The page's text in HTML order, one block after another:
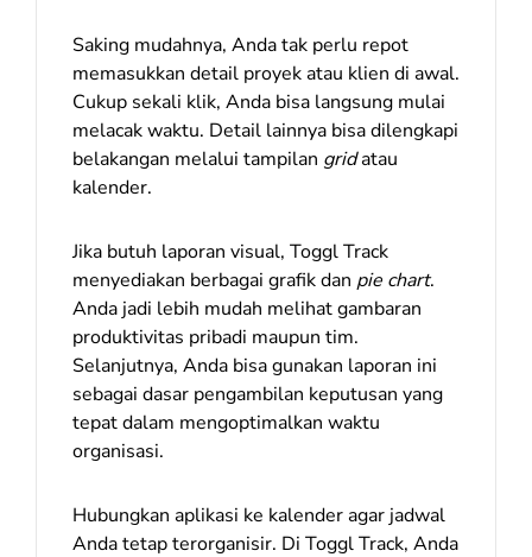
Saking mudahnya, Anda tak perlu repot
memasukkan detail proyek atau klien di awal.
Cukup sekali klik, Anda bisa langsung mulai
melacak waktu. Detail lainnya bisa dilengkapi
belakangan melalui tampilan gridatau
kalender.
Jika butuh laporan visual, Toggl Track
menyediakan berbagai grafik dan pie chart.
Anda jadi lebih mudah melihat gambaran
produktivitas pribadi maupun tim.
Selanjutnya, Anda bisa gunakan laporan ini
sebagai dasar pengambilan keputusan yang
tepat dalam mengoptimalkan waktu
organisasi.
Hubungkan aplikasi ke kalender agar jadwal
Anda tetap terorganisir. Di Toggl Track, Anda